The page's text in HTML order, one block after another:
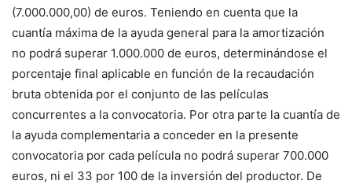
(7.000.000,00) de euros. Teniendo en cuenta que la
cuantía máxima de la ayuda general para la amortización
no podrá superar 1.000.000 de euros, determinándose el
porcentaje final aplicable en función de la recaudación
bruta obtenida por el conjunto de las películas
concurrentes a la convocatoria. Por otra parte la cuantía de
la ayuda complementaria a conceder en la presente
convocatoria por cada película no podrá superar 700.000
euros, ni el 33 por 100 de la inversión del productor. De